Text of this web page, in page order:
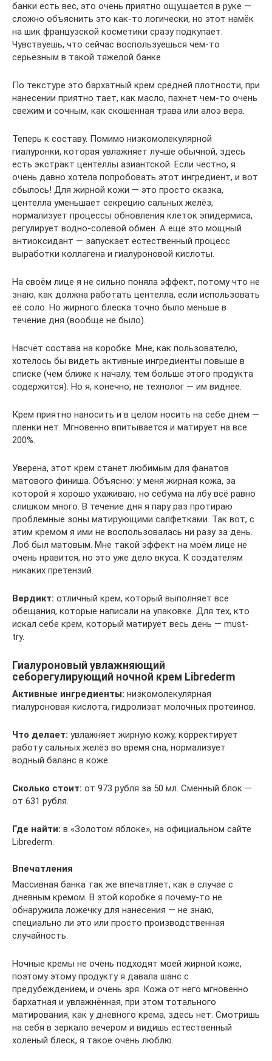
банки есть вес, это очень приятно ощущается в руке —
сложно объяснить это как-то логически, но этот намёк
на шик французской косметики сразу подкупает.
Чувствуешь, что сейчас воспользуешься чем-то
серьёзным в такой тяжёлой банке.
По текстуре это бархатный крем средней плотности, при
нанесении приятно тает, как масло, пахнет чем-то очень
свежим и сочным, как скошенная трава или алоэ вера.
Теперь к составу. Помимо низкомолекулярной
гиалуронки, которая увлажняет лучше обычной, здесь
есть экстракт центеллы азиантской. Если честно, я
очень давно хотела попробовать этот ингредиент, и вот
сбылось! Для жирной кожи — это просто сказка,
центелла уменьшает секрецию сальных желёз,
нормализует процессы обновления клеток эпидермиса,
регулирует водно-солевой обмен. А ещё это мощный
антиоксидант — запускает естественный процесс
выработки коллагена и гиалуроновой кислоты.
На своём лице я не сильно поняла эффект, потому что не
знаю, как должна работать центелла, если использовать
её соло. Но жирного блеска точно было меньше в
течение дня (вообще не было).
Насчёт состава на коробке. Мне, как пользователю,
хотелось бы видеть активные ингредиенты повыше в
списке (чем ближе к началу, тем больше этого продукта
содержится). Но я, конечно, не технолог — им виднее.
Крем приятно наносить и в целом носить на себе днём —
плёнки нет. Мгновенно впитывается и матирует на все
200%.
Уверена, этот крем станет любимым для фанатов
матового финиша. Объясню: у меня жирная кожа, за
которой я хорошо ухаживаю, но себума на лбу всё равно
слишком много. В течение дня я пару раз протираю
проблемные зоны матирующими салфетками. Так вот, с
этим кремом я ими не воспользовалась ни разу за день.
Лоб был матовым. Мне такой эффект на моём лице не
очень нравится, но это уже дело вкуса. К создателям
никаких претензий.
Вердикт: отличный крем, который выполняет все
обещания, которые написали на упаковке. Для тех, кто
искал себе крем, который матирует весь день — must-
try.
Гиалуроновый увлажняющий
себорегулирующий ночной крем Librederm
Активные ингредиенты: низкомолекулярная
гиалуроновая кислота, гидролизат молочных протеинов.
Что делает: увлажняет жирную кожу, корректирует
работу сальных желёз во время сна, нормализует
водный баланс в коже.
Сколько стоит: от 973 рубля за 50 мл. Сменный блок —
от 631 рубля.
Где найти: в «Золотом яблоке», на официальном сайте
Libre­d­erm.
Впечатления
Массивная банка так же впечатляет, как в случае с
дневным кремом. В этой коробке я почему-то не
обнаружила ложечку для нанесения — не знаю,
специально ли это или просто производственная
случайность.
Ночные кремы не очень подходят моей жирной коже,
поэтому этому продукту я давала шанс с
предубеждением, и очень зря. Кожа от него мгновенно
бархатная и увлажнённая, при этом тотального
матирования, как у дневного крема, здесь нет. Смотришь
на себя в зеркало вечером и видишь естественный
холёный блеск, я такое очень люблю.